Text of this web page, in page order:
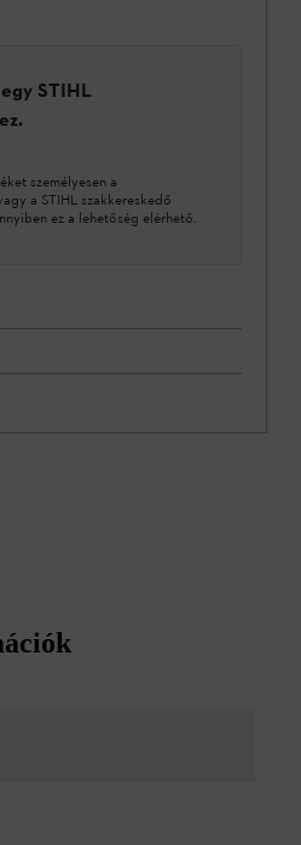
STIHL
személyesen a
a STIHL szakkereskedő
ez a lehetőség elérhető.